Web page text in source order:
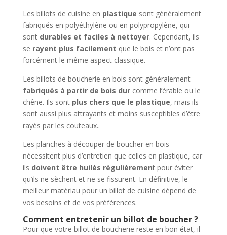
Les billots de cuisine en plastique sont généralement
fabriqués en polyéthylène ou en polypropylène, qui
sont durables et faciles à nettoyer. Cependant, ils
se rayent plus facilement que le bois et n’ont pas
forcément le même aspect classique.
Les billots de boucherie en bois sont généralement
fabriqués à partir de bois durcomme l’érable ou le
chêne. Ils sont plus chers que le plastique, mais ils
sont aussi plus attrayants et moins susceptibles d’être
rayés par les couteaux..
Les planches à découper de boucher en bois
nécessitent plus d’entretien que celles en plastique, car
ils doivent être huilés régulièrement pour éviter
qu’ils ne sèchent et ne se fissurent. En définitive, le
meilleur matériau pour un billot de cuisine dépend de
vos besoins et de vos préférences.
Comment entretenir un billot de boucher ?
Pour que votre billot de boucherie reste en bon état, il